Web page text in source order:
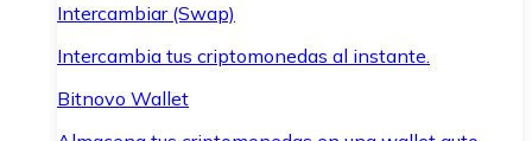
Intercambiar (Swap)
Intercambia tus criptomonedas al instante.
Bitnovo Wallet